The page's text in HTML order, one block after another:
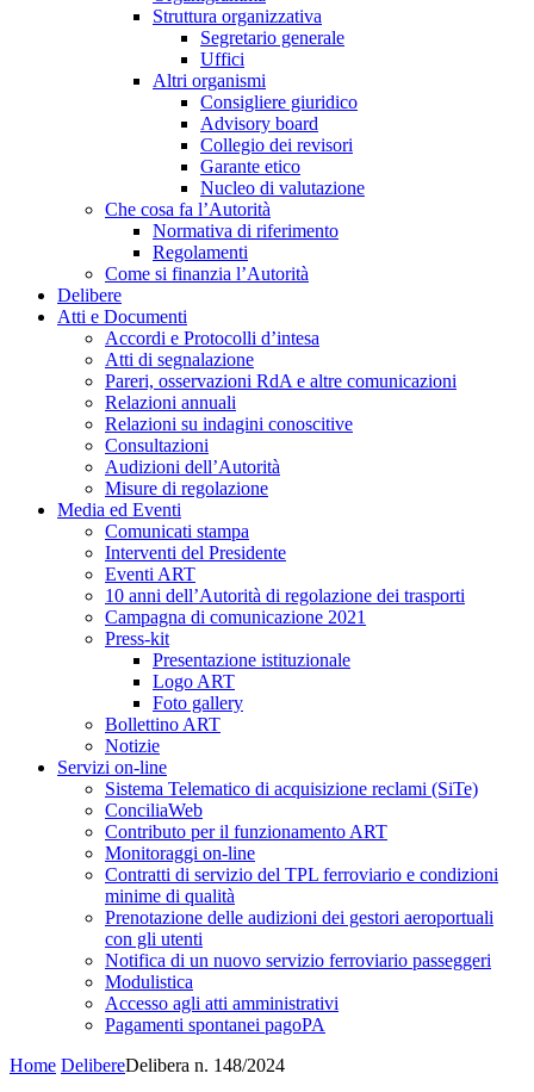
Struttura organizzativa
Segretario generale
Uffici
Altri organismi
Consigliere giuridico
Advisory board
Collegio dei revisori
Garante etico
Nucleo di valutazione
Che cosa fa l’Autorità
Normativa di riferimento
Regolamenti
Come si finanzia l’Autorità
Delibere
Atti e Documenti
Accordi e Protocolli d’intesa
Atti di segnalazione
Pareri, osservazioni RdA e altre comunicazioni
Relazioni annuali
Relazioni su indagini conoscitive
Consultazioni
Audizioni dell’Autorità
Misure di regolazione
Media ed Eventi
Comunicati stampa
Interventi del Presidente
Eventi ART
10 anni dell’Autorità di regolazione dei trasporti
Campagna di comunicazione 2021
Press-kit
Presentazione istituzionale
Logo ART
Foto gallery
Bollettino ART
Notizie
Servizi on-line
Sistema Telematico di acquisizione reclami (SiTe)
ConciliaWeb
Contributo per il funzionamento ART
Monitoraggi on-line
Contratti di servizio del TPL ferroviario e condizioni
minime di qualità
Prenotazione delle audizioni dei gestori aeroportuali
con gli utenti
Notifica di un nuovo servizio ferroviario passeggeri
Modulistica
Accesso agli atti amministrativi
Pagamenti spontanei pagoPA
Home DelibereDelibera n. 148/2024